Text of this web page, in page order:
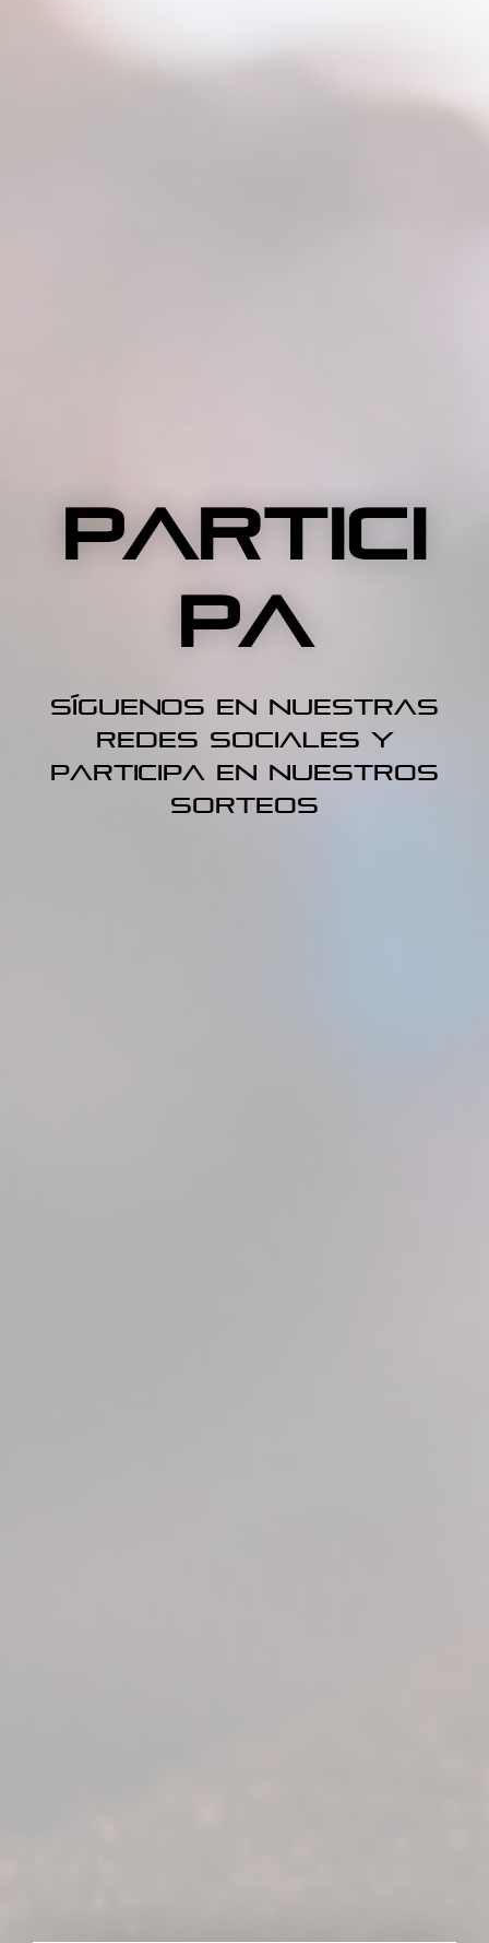
PARTICI
PA
SÍGUENOS EN NUESTRAS
REDES SOCIALES Y
PARTICIPA en nuestros
sorteos